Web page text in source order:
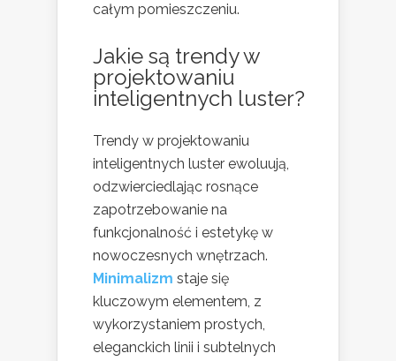
całym pomieszczeniu.
Jakie są trendy w
projektowaniu
inteligentnych luster?
Trendy w projektowaniu
inteligentnych luster ewoluują,
odzwierciedlając rosnące
zapotrzebowanie na
funkcjonalność i estetykę w
nowoczesnych wnętrzach.
Minimalizm staje się
kluczowym elementem, z
wykorzystaniem prostych,
eleganckich linii i subtelnych